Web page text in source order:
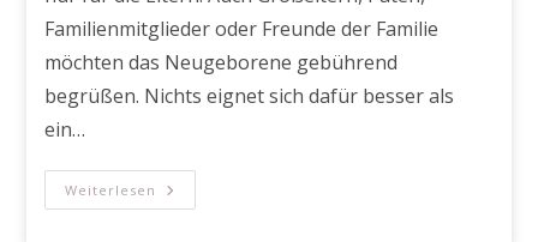
Familienmitglieder oder Freunde der Familie
möchten das Neugeborene gebührend
begrüßen. Nichts eignet sich dafür besser als
ein…
Weiterlesen Die
Schönsten